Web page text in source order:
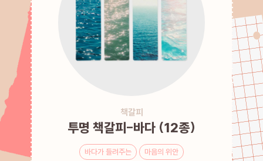
독서대
크림 2단 화이트 독서대
바른 자세를 위한 크림 컬러 2단 독서대
다이어리
양지사 2026
유즈어리25A
노트
착한노트A5
취향따라 고르는 가벼운 노트
책갈피
투명 책갈피-바다 (12종)
바다가 들려주는 마음의 위안
북커버
소이믹스 에어리 라이트 가죽
북커버 SOBOOK3
키링
미피 BRUNA FAMILY 가방고리
인형
스티커
아이코닉 이겨낸다 말풍선
스티커팩
필통
퍼니메이드 대용량 가죽 삼각
필통 펜케이스 펜파우치
파우치
피요 더블 스냅 파우치 2color
포근하고 따뜻한 감섬 슬림하면서 가벼운 무게감
가방
캔버스 반달 크로스백 숄더백
미니백 남성 여성 가방
독서대
크림 2단 화이트 독서대
바른 자세를 위한 크림 컬러 2단 독서대
다이어리
양지사 2026
유즈어리25A